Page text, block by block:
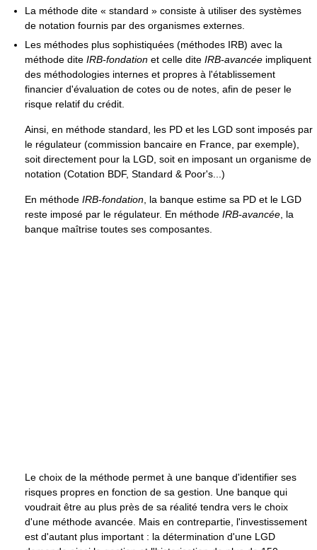
La méthode dite « standard » consiste à utiliser des systèmes
de notation fournis par des organismes externes.
Les méthodes plus sophistiquées (méthodes IRB) avec la
méthode dite IRB-fondation et celle dite IRB-avancée impliquent
des méthodologies internes et propres à l'établissement
financier d'évaluation de cotes ou de notes, afin de peser le
risque relatif du crédit.
Ainsi, en méthode standard, les PD et les LGD sont imposés par
le régulateur (commission bancaire en France, par exemple),
soit directement pour la LGD, soit en imposant un organisme de
notation (Cotation BDF, Standard & Poor's...)
En méthode IRB-fondation, la banque estime sa PD et le LGD
reste imposé par le régulateur. En méthode IRB-avancée, la
banque maîtrise toutes ses composantes.
Le choix de la méthode permet à une banque d'identifier ses
risques propres en fonction de sa gestion. Une banque qui
voudrait être au plus près de sa réalité tendra vers le choix
d'une méthode avancée. Mais en contrepartie, l'investissement
est d'autant plus important : la détermination d'une LGD